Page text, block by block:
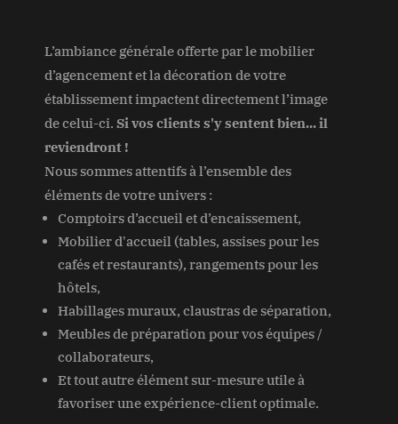
L’ambiance générale offerte par le mobilier
d’agencement et la décoration de votre
établissement impactent directement l’image
de celui-ci. Si vos clients s'y sentent bien... il
reviendront !
Nous sommes attentifs à l’ensemble des
éléments de votre univers :
Comptoirs d’accueil et d’encaissement,
Mobilier d'accueil (tables, assises pour les
cafés et restaurants), rangements pour les
hôtels,
Habillages muraux, claustras de séparation,
Meubles de préparation pour vos équipes /
collaborateurs,
Et tout autre élément sur-mesure utile à
favoriser une expérience-client optimale.